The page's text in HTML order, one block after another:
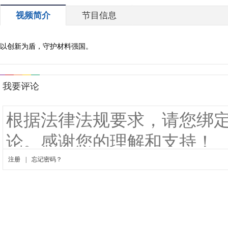
视频简介 节目信息
以创新为盾，守护材料强国。